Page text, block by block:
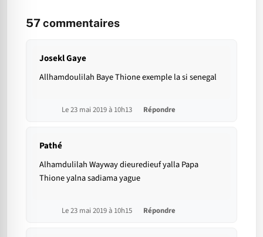
57commentaires
Josekl Gaye
Allhamdoulilah Baye Thione exemple la si senegal
Le 23 mai 2019 à 10h13 Répondre
Pathé
Alhamdulilah Wayway dieuredieuf yalla Papa
Thione yalna sadiama yague
Le 23 mai 2019 à 10h15 Répondre